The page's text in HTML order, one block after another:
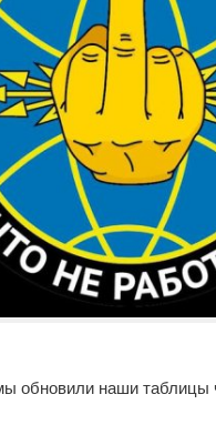
обновили наши таблицы